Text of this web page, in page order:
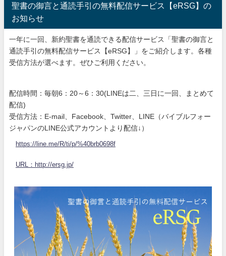
聖書の御言と通読手引の無料配信サービス【eRSG】の
お知らせ
一年に一回、新約聖書を通読できる配信サービス「聖書の御言と
通読手引の無料配信サービス【eRSG】」をご紹介します。各種
受信方法が選べます。ぜひご利用ください。
配信時間：毎朝6：20～6：30(LINEは二、三日に一回、まとめて
配信)
受信方法：E-mail、Facebook、Twitter、LINE（バイブルフォー
ジャパンのLINE公式アカウントより配信↓）
https://line.me/R/ti/p/%40brb0698f
URL：http://ersg.jp/